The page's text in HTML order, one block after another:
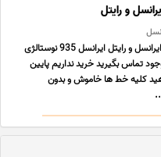
و رایتل
فروش سیم کارت های رند ایرانسل و رایتل ایرانسل 935 نوستالژی
تماس بگیرید خرید نداریم پایین
کلیه خط ها خاموش و بدون